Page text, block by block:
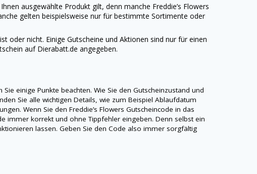
ausgewählte Produkt gilt, denn manche Freddie’s Flowers
gelten beispielsweise nur für bestimmte Sortimente oder
oder nicht. Einige Gutscheine und Aktionen sind nur für einen
auf Dierabatt.de angegeben.
einige Punkte beachten. Wie Sie den Gutscheinzustand und
Sie alle wichtigen Details, wie zum Beispiel Ablaufdatum
Wenn Sie den Freddie’s Flowers Gutscheincode in das
immer korrekt und ohne Tippfehler eingeben. Denn selbst ein
lassen. Geben Sie den Code also immer sorgfältig